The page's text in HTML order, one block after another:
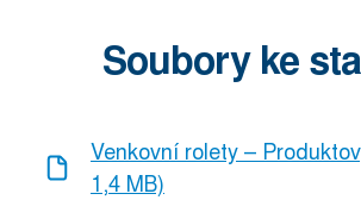
Soubory ke
Venkovní rolety –
1,4 MB)